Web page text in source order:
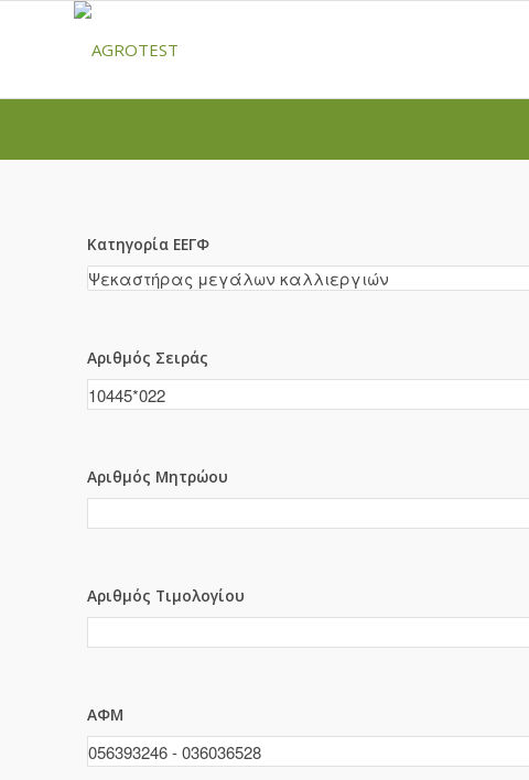
Κατηγορία ΕΕΓΦ
Αριθμός Σειράς
Αριθμός Μητρώου
Αριθμός Τιμολογίου
ΑΦΜ